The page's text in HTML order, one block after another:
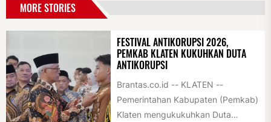
MORE STORIES
FESTIVAL ANTIKORUPSI 2026,
PEMKAB KLATEN KUKUHKAN DUTA
ANTIKORUPSI
Brantas.co.id -- KLATEN --
Pemerintahan Kabupaten (Pemkab)
Klaten mengukukuhkan Duta